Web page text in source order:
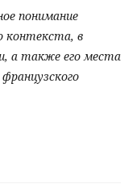
понимание
контекста, в
а также его места